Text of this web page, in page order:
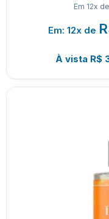
Em 12x de
Em: 12x de
À vista R$